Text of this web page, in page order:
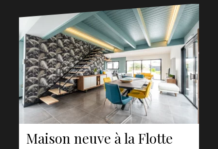
Maison neuve à la Flotte